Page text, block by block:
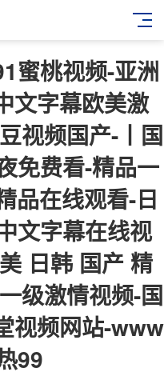
蜜桃视频-亚洲
文字幕欧美激
视频国产-丨国
免费看-精品一
品在线观看-日
文字幕在线视
日韩 国产 精
级激情视频-国
视频网站-www
99